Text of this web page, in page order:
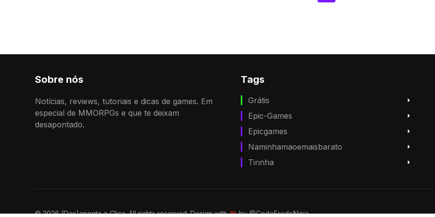
Sobre nós
Notícias, reviews, tutoriais e dicas de games. Em
especial de MMORPGs e que te deixam
desapontado.
Tags
Grátis
Epic-Games
Epicgames
Naminhamaoemaisbarato
Tirinha
© 2026 (Des)aponta e Clica. All rights reserved. Design with by@GodoFredoNinja